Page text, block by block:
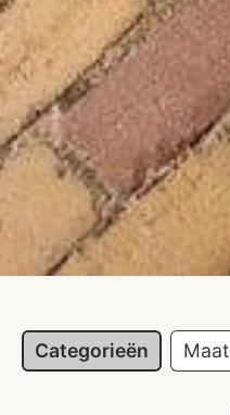
Categorieën Maat